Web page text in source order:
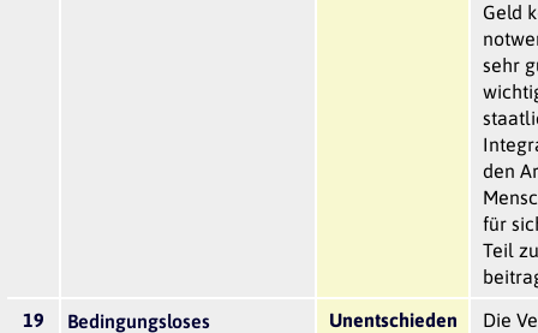
Geld
sehr
den
für
Teil
19
Bedingungsloses
Unentschieden
Die